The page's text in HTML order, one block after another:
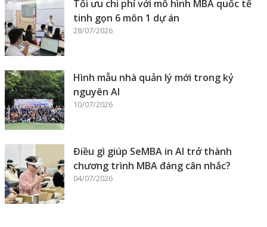
Tối ưu chi phí với mô hình MBA quốc tế
tinh gọn 6 môn 1 dự án
28/07/2026
Hình mẫu nhà quản lý mới trong kỷ
nguyên AI
10/07/2026
Điều gì giúp SeMBA in AI trở thành
chương trình MBA đáng cân nhắc?
04/07/2026